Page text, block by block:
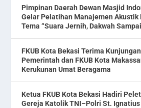
Pimpinan Daerah Dewan Masjid
Gelar Pelatihan Manajemen Akustik
Tema “Suara Jernih, Dakwah
FKUB Kota Bekasi Terima
Pemerintah dan FKUB Kota
Kerukunan Umat Beragama
Ketua FKUB Kota Bekasi Hadiri
Gereja Katolik TNI–Polri St. Ignatius